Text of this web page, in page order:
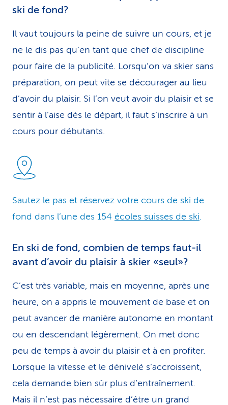
ski de fond?
Il vaut toujours la peine de suivre un cours, et je
ne le dis pas qu’en tant que chef de discipline
pour faire de la publicité. Lorsqu’on va skier sans
préparation, on peut vite se décourager au lieu
d’avoir du plaisir. Si l’on veut avoir du plaisir et se
sentir à l’aise dès le départ, il faut s’inscrire à un
cours pour débutants.
Sautez le pas et réservez votre cours de ski de
fond dans l’une des 154 écoles suisses de ski.
En ski de fond, combien de temps faut-il
avant d’avoir du plaisir à skier «seul»?
C’est très variable, mais en moyenne, après une
heure, on a appris le mouvement de base et on
peut avancer de manière autonome en montant
ou en descendant légèrement. On met donc
peu de temps à avoir du plaisir et à en profiter.
Lorsque la vitesse et le dénivelé s’accroissent,
cela demande bien sûr plus d’entraînement.
Mais il n’est pas nécessaire d’être un grand